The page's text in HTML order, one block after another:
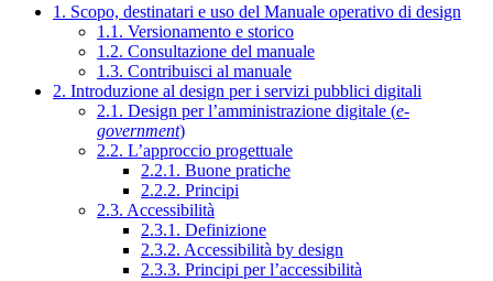
1. Scopo, destinatari e uso del Manuale operativo di design
1.1. Versionamento e storico
1.2. Consultazione del manuale
1.3. Contribuisci al manuale
2. Introduzione al design per i servizi pubblici digitali
2.1. Design per l’amministrazione digitale (e-
government)
2.2. L’approccio progettuale
2.2.1. Buone pratiche
2.2.2. Principi
2.3. Accessibilità
2.3.1. Definizione
2.3.2. Accessibilità by design
2.3.3. Principi per l’accessibilità